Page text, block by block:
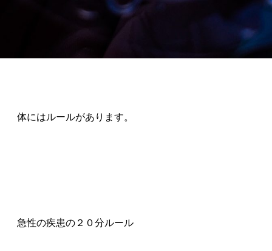
体にはルールがあります。
急性の疾患の２０分ルール